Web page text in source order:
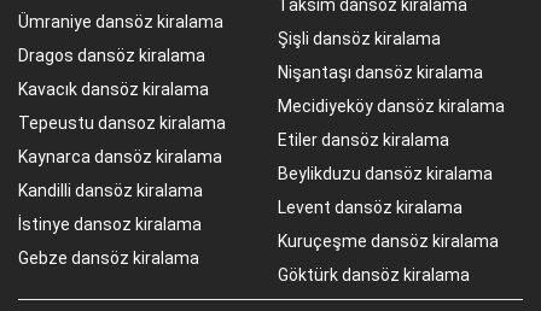
Ümraniye dansöz kiralama
Dragos dansöz kiralama
Kavacık dansöz kiralama
Tepeustu dansoz kiralama
Kaynarca dansöz kiralama
Kandilli dansöz kiralama
İstinye dansoz kiralama
Gebze dansöz kiralama
Taksim dansöz kiralama
Şişli dansöz kiralama
Nişantaşı dansöz kiralama
Mecidiyeköy dansöz kiralama
Etiler dansöz kiralama
Beylikduzu dansöz kiralama
Levent dansöz kiralama
Kuruçeşme dansöz kiralama
Göktürk dansöz kiralama